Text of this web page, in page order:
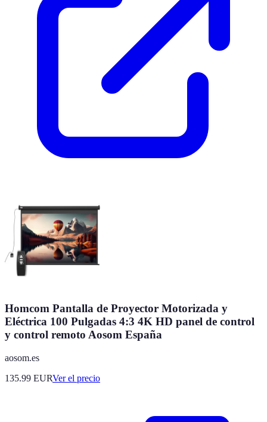
Homcom Pantalla de Proyector Motorizada y
Eléctrica 100 Pulgadas 4:3 4K HD panel de control
y control remoto Aosom España
aosom.es
135.99 EURVer el precio